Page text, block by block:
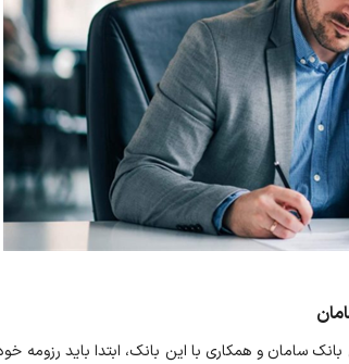
سامان و همکاری با این بانک، ابتدا باید رزومه